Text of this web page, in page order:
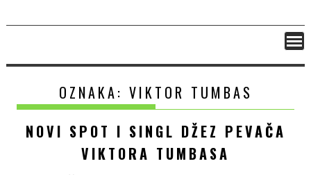
OZNAKA: VIKTOR TUMBAS
NOVI SPOT I SINGL DŽEZ PEVAČA
VIKTORA TUMBASA